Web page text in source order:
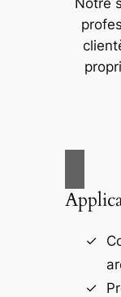
Notre